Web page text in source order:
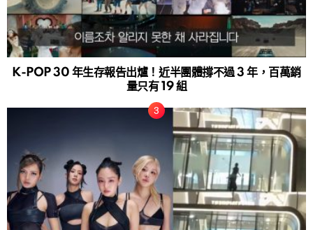
K-POP 30 年生存報告出爐！近半團體撐不過 3 年，百萬銷
量只有 19 組